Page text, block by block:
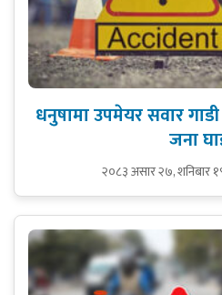
धनुषामा उपमेयर सवार
जना
२०८३ असार २७, शनिबार